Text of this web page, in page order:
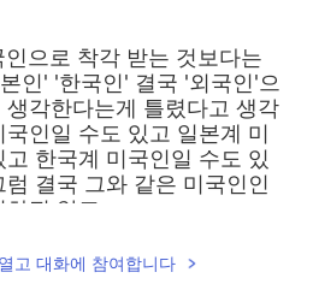
인으로 착각 받는 것보다는
인' '한국인' 결국 '외국인'으
생각한다는게 틀렸다고 생각
인일 수도 있고 일본계 미
한국계 미국인일 수도 있
결국 그와 같은 미국인인
하진 않죠
2019.07.27 13:44
고 대화에 참여합니다